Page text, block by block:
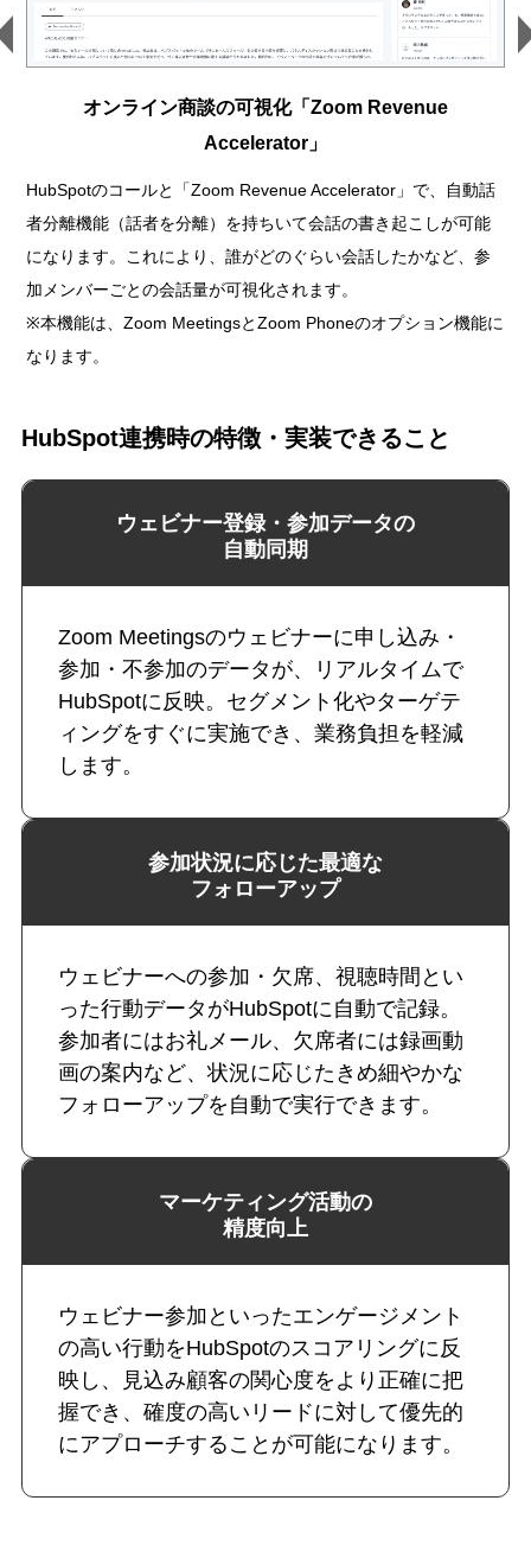
オンライン商談の可視化「Zoom Revenue
Accelerator」
HubSpotのコールと「Zoom Revenue Accelerator」で、自動話
者分離機能（話者を分離）を持ちいて会話の書き起こしが可能
になります。これにより、誰がどのぐらい会話したかなど、参
加メンバーごとの会話量が可視化されます。
※本機能は、Zoom MeetingsとZoom Phoneのオプション機能に
なります。
HubSpot連携時の特徴・実装できること
ウェビナー登録・参加データの
自動同期
Zoom Meetingsのウェビナーに申し込み・
参加・不参加のデータが、リアルタイムで
HubSpotに反映。セグメント化やターゲテ
ィングをすぐに実施でき、業務負担を軽減
します。
参加状況に応じた最適な
フォローアップ
ウェビナーへの参加・欠席、視聴時間とい
った行動データがHubSpotに自動で記録。
参加者にはお礼メール、欠席者には録画動
画の案内など、状況に応じたきめ細やかな
フォローアップを自動で実行できます。
マーケティング活動の
精度向上
ウェビナー参加といったエンゲージメント
の高い行動をHubSpotのスコアリングに反
映し、見込み顧客の関心度をより正確に把
握でき、確度の高いリードに対して優先的
にアプローチすることが可能になります。